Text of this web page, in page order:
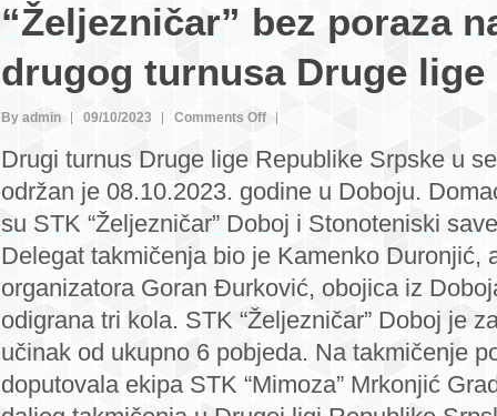
“Željezničar” bez poraza
drugog turnusa Druge lige
By admin 09/10/2023 Comments Offon
bez
poraza
nakon
drugog
turnusa
lige
Drugi turnus Druge lige Republike Srpske u
održan je 08.10.2023. godine u Doboju.
su STK “Željezničar” Doboj i Stonoteniski
Delegat takmičenja bio je Kamenko Duronjić,
organizatora Goran Đurković, obojica iz
odigrana tri kola. STK “Željezničar” Doboj je
učinak od ukupno 6 pobjeda. Na takmičenje
doputovala ekipa STK “Mimoza” Mrkonjić